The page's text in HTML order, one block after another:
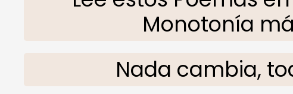
Monotonía
Nada cambia,